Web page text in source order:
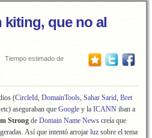
kiting, que no al
Tiempo estimado de
(CircleId, DomainTools, Sahar Sarid, Bret
aseguraban que Google y la ICANN iban a
Strong de Domain Name News creía que
Así que intentó arrojar luz sobre el tema